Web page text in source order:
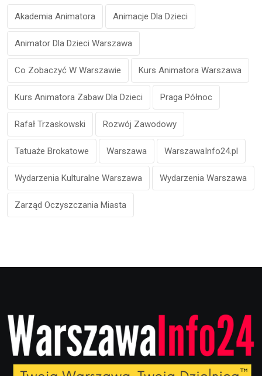
Akademia Animatora Animacje Dla Dzieci
Animator Dla Dzieci Warszawa
Co Zobaczyć W Warszawie Kurs Animatora Warszawa
Kurs Animatora Zabaw Dla Dzieci Praga Północ
Rafał Trzaskowski Rozwój Zawodowy
Tatuaże Brokatowe Warszawa WarszawaInfo24.pl
Wydarzenia Kulturalne Warszawa Wydarzenia Warszawa
Zarząd Oczyszczania Miasta